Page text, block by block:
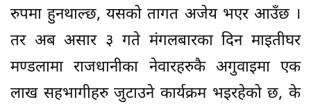
रुपमा हुनथाल्छ, यसको तागत अजेय भएर आउँछ ।
तर अब असार ३ गते मंगलबारका दिन माइतीघर
मण्डलामा राजधानीका नेवारहरुकै अगुवाइमा एक
लाख सहभागीहरु जुटाउने कार्यक्रम भइरहेको छ, के